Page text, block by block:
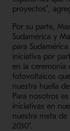
proyectos”,
Por su parte,
Sudamérica y
para
iniciativa por
en la ceremonia
fotovoltaicos
nuestra huella
Para nosotros
iniciativas en
nuestra meta de
2030”.